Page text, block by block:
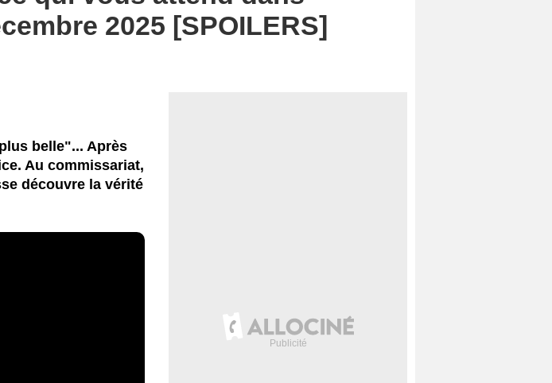
2025 [SPOILERS]
article
belle"... Après
Au commissariat,
découvre la vérité